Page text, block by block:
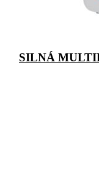
SILNÁ